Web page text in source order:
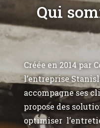
Qui
Créée en 2014 par
l’entreprise
accompagne ses
propose des
optimiser